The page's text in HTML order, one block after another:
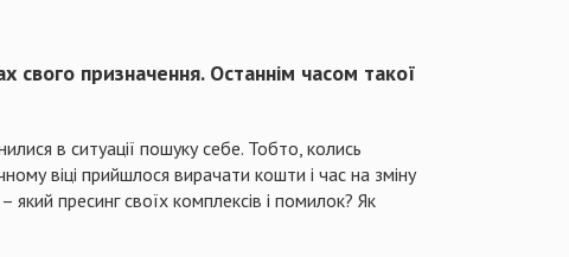
свого призначення. Останнім часом такої
в ситуації пошуку себе. Тобто, колись
віці прийшлося вирачати кошти і час на зміну
пресинг своїх комплексів і помилок? Як